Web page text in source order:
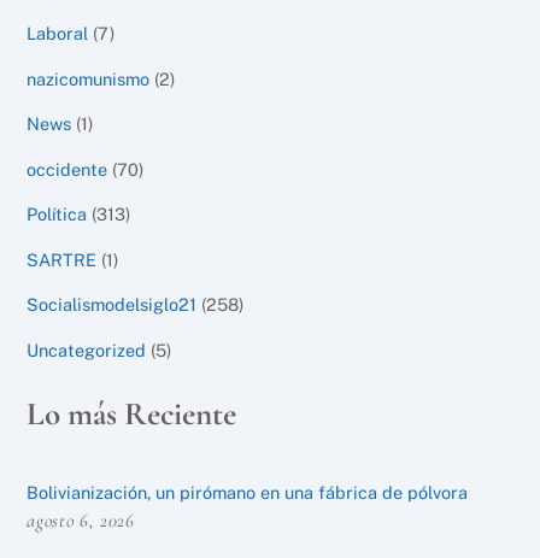
Laboral (7)
nazicomunismo (2)
News (1)
occidente (70)
Política (313)
SARTRE (1)
Socialismodelsiglo21 (258)
Uncategorized (5)
Lo más Reciente
Bolivianización, un pirómano en una fábrica de pólvora
agosto 6, 2026